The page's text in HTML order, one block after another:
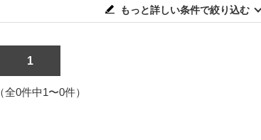
もっと詳しい条件で絞り込む
1
全0件中1〜0件）